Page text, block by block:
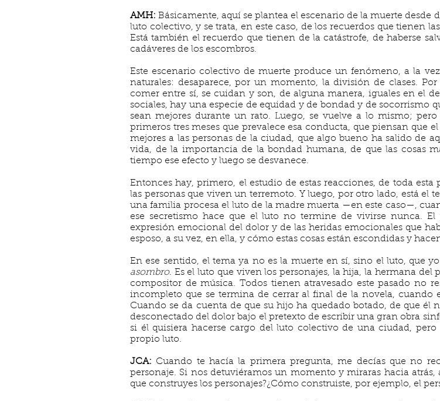
AMH: Básicamente, aquí se plantea el escenario de la muerte desde
luto colectivo, y se trata, en este caso, de los recuerdos que tienen
Está también el recuerdo que tienen de la catástrofe, de haberse
cadáveres de los escombros.
Este escenario colectivo de muerte produce un fenómeno, a la
naturales: desaparece, por un momento, la división de clases.
comer entre sí, se cuidan y son, de alguna manera, iguales en el
sociales, hay una especie de equidad y de bondad y de socorrismo
sean mejores durante un rato. Luego, se vuelve a lo mismo;
primeros tres meses que prevalece esa conducta, que piensan que
mejores a las personas de la ciudad, que algo bueno ha salido de
vida, de la importancia de la bondad humana, de que las cosas
tiempo ese efecto y luego se desvanece.
Entonces hay, primero, el estudio de estas reacciones, de toda
las personas que viven un terremoto. Y luego, por otro lado, está el
una familia procesa el luto de la madre muerta —en este caso—,
ese secretismo hace que el luto no termine de vivirse nunca.
expresión emocional del dolor y de las heridas emocionales que
esposo, a su vez, en ella, y cómo estas cosas están escondidas y
En ese sentido, el tema ya no es la muerte en sí, sino el luto, que
asombro. Es el luto que viven los personajes, la hija, la hermana del
compositor de música. Todos tienen atravesado este pasado no
incompleto que se termina de cerrar al final de la novela, cuando
Cuando se da cuenta de que su hijo ha quedado botado, de que
desconectado del dolor bajo el pretexto de escribir una gran obra
si él quisiera hacerse cargo del luto colectivo de una ciudad,
propio luto.
JCA: Cuando te hacía la primera pregunta, me decías que no
personaje. Si nos detuviéramos un momento y miraras hacia
que construyes los personajes?¿Cómo construiste, por ejemplo, el